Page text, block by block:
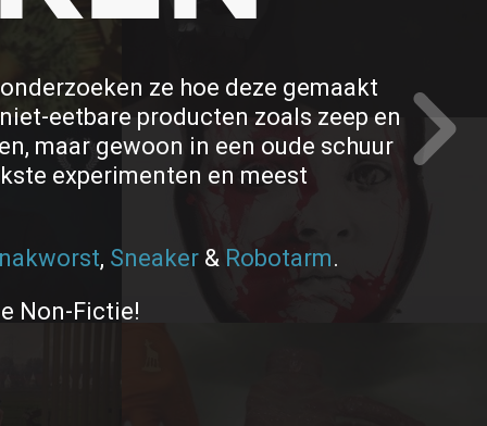
ze hoe deze gemaakt
eetbare producten zoals zeep en
maar gewoon in een oude schuur
experimenten en meest
, Sneaker & Robotarm.
Non-Fictie!